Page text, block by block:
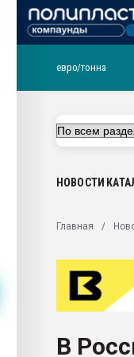
ближайшее
Подмосковье, Москва
первый план в
28.07.2026
Всё, что касается
Материал поверхности
Продам отходы
евро/тонна
НОВОСТИ
Главная
В